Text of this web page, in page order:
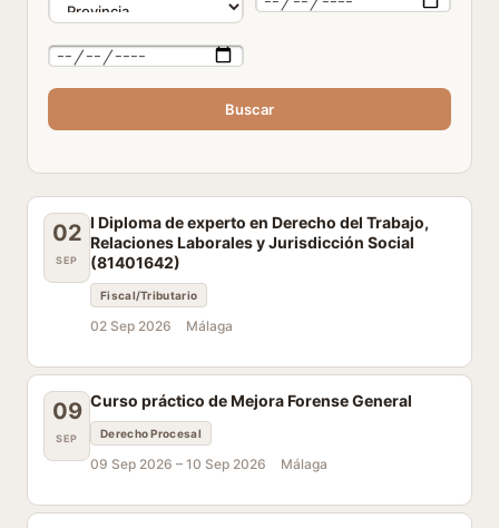
Buscar
02
SEP
I Diploma de experto en Derecho del Trabajo,
Relaciones Laborales y Jurisdicción Social
(81401642)
Fiscal/Tributario
02 Sep 2026 Málaga
09
SEP
Curso práctico de Mejora Forense General
Derecho Procesal
09 Sep 2026 – 10 Sep 2026 Málaga